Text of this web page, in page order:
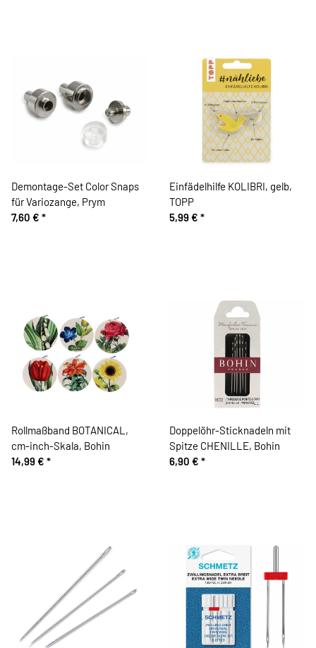
Demontage-Set Color Snaps
für Variozange, Prym
7,60 € *
Einfädelhilfe KOLIBRI, gelb,
TOPP
5,99 € *
Rollmaßband BOTANICAL,
cm-inch-Skala, Bohin
14,99 € *
Doppelöhr-Sticknadeln mit
Spitze CHENILLE, Bohin
6,90 € *